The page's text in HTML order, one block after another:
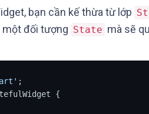
bạn cần kế thừa từ lớp
một đối tượng State mà sẽ
;
{